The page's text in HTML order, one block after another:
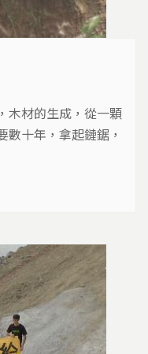
木材的生成，從一顆
十年，拿起鏈鋸，